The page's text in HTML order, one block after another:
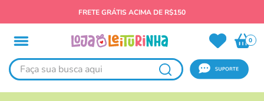
FRETE GRÁTIS ACIMA DE R$150
0
Faça sua busca aqui